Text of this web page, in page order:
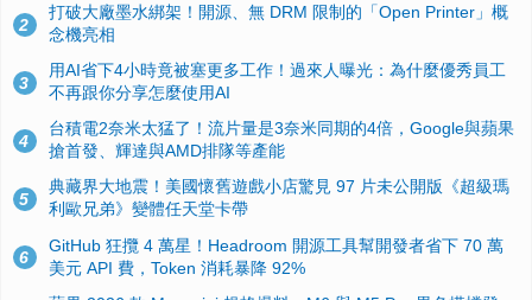
2
打破大廠墨水綁架！開源、無 DRM 限制的「Open Printer」概
念機亮相
3
用AI省下4小時竟被塞更多工作！過來人曝光：為什麼優秀員工
不再跟你分享怎麼使用AI
4
台積電2奈米太猛了！流片量是3奈米同期的4倍，Google與蘋果
搶首發、輝達與AMD排隊等產能
5
典藏界大地震！美國懷舊遊戲小店驚見 97 片未公開版《超級瑪
利歐兄弟》變體任天堂卡帶
6
GitHub 狂攬 4 萬星！Headroom 開源工具幫開發者省下 70 萬
美元 API 費，Token 消耗暴降 92%